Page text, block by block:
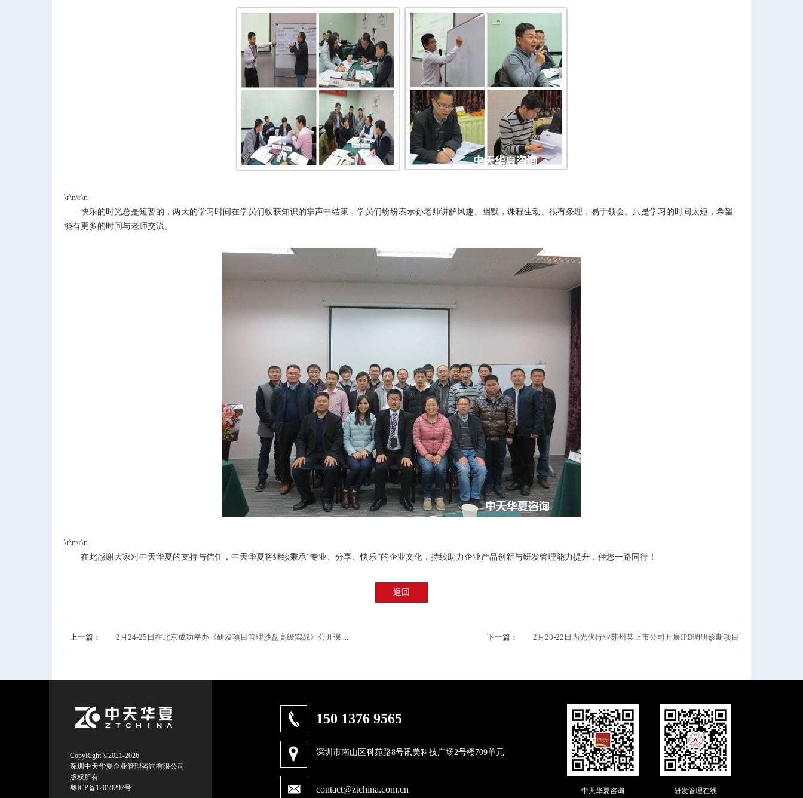
\r\n\r\n
快乐的时光总是短暂的，两天的学习时间在学员们收获知识的掌声中结束，学员们纷纷表示孙老师讲解风趣、幽默，课程生动、很有条理，易于领会。只是学习的时间太短，希望
能有更多的时间与老师交流。
\r\n\r\n
在此感谢大家对中天华夏的支持与信任，中天华夏将继续秉承“专业、分享、快乐”的企业文化，持续助力企业产品创新与研发管理能力提升，伴您一路同行！
返回
上一篇： 2月24-25日在北京成功举办《研发项目管理沙盘高级实战》公开课 ... 下一篇： 2月20-22日为光伏行业苏州某上市公司开展IPD调研诊断项目
CopyRight ©2021-2026
深圳中天华夏企业管理咨询有限公司
版权所有
粤ICP备12059297号
150 1376 9565
深圳市南山区科苑路8号讯美科技广场2号楼709单元
contact@ztchina.com.cn 中天华夏咨询 研发管理在线